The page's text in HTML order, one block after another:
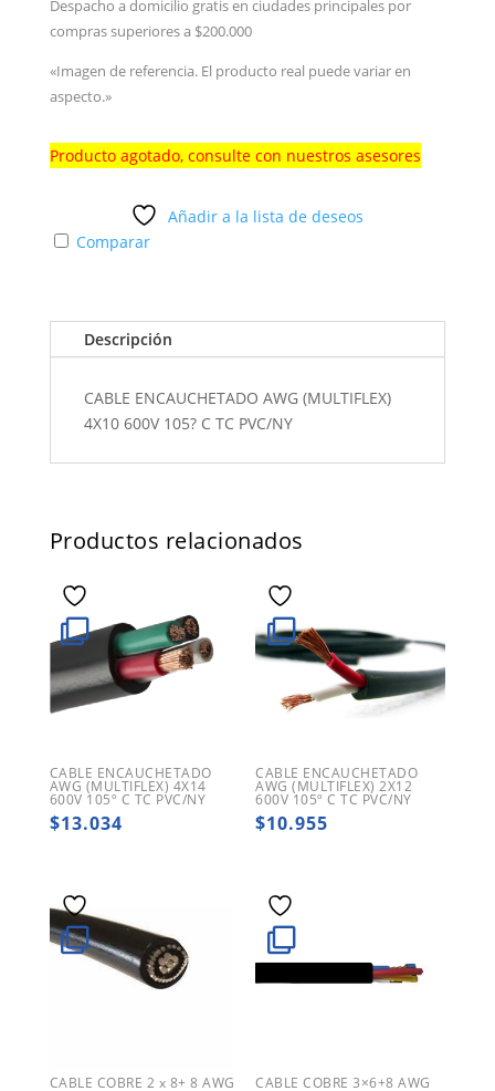
Despacho a domicilio gratis en ciudades principales por
compras superiores a $200.000
«Imagen de referencia. El producto real puede variar en
aspecto.»
Producto agotado, consulte con nuestros asesores
Añadir a la lista de deseos
Comparar
Descripción
CABLE ENCAUCHETADO AWG (MULTIFLEX)
4X10 600V 105? C TC PVC/NY
Productos relacionados
CABLE ENCAUCHETADO
AWG (MULTIFLEX) 4X14
600V 105º C TC PVC/NY
$13.034
CABLE ENCAUCHETADO
AWG (MULTIFLEX) 2X12
600V 105º C TC PVC/NY
$10.955
CABLE COBRE 2 x 8+ 8 AWG CABLE COBRE 3×6+8 AWG